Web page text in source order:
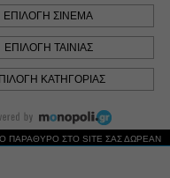
αρχαιολογικός χώρος του
Ραμνούντος
Δήμος Αθηναίων:
Απομάκρυνση 240
τραπεζοκαθισμάτων σε 13
επιχειρησιακές δράσεις